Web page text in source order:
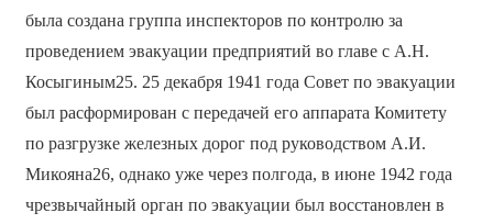
была создана группа инспекторов по контролю за
проведением эвакуации предприятий во главе с А.Н.
Косыгиным25. 25 декабря 1941 года Совет по эвакуации
был расформирован с передачей его аппарата Комитету
по разгрузке железных дорог под руководством А.И.
Микояна26, однако уже через полгода, в июне 1942 года
чрезвычайный орган по эвакуации был восстановлен в